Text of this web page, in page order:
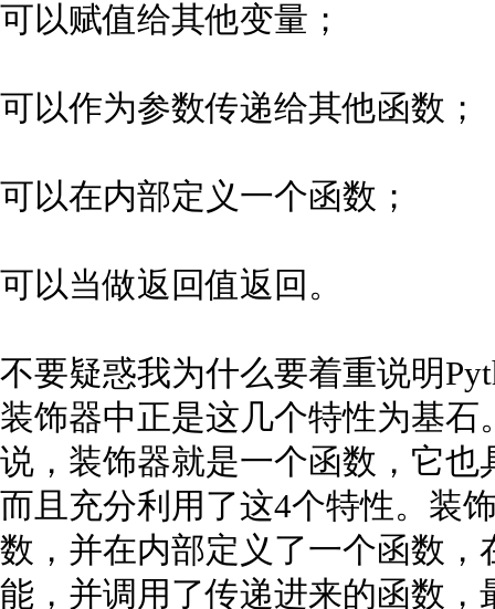
可以赋值给其他变量；
可以作为参数传递给其他函数；
可以在内部定义一个函数；
可以当做返回值返回。
不要疑惑我为什么要着重说明
装饰器中正是这几个特性为基
说，装饰器就是一个函数，它
而且充分利用了这4个特性。装
数，并在内部定义了一个函数
能，并调用了传递进来的函数